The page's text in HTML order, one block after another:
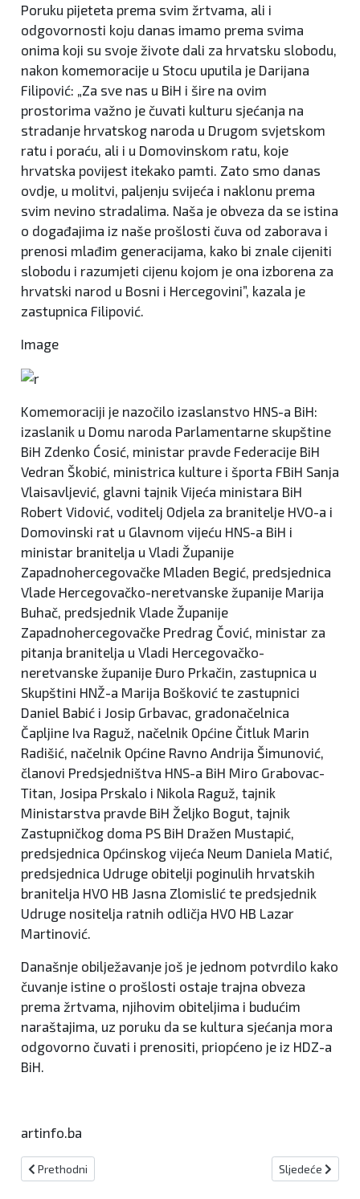
Poruku pijeteta prema svim žrtvama, ali i
odgovornosti koju danas imamo prema svima
onima koji su svoje živote dali za hrvatsku slobodu,
nakon komemoracije u Stocu uputila je Darijana
Filipović: „Za sve nas u BiH i šire na ovim
prostorima važno je čuvati kulturu sjećanja na
stradanje hrvatskog naroda u Drugom svjetskom
ratu i poraću, ali i u Domovinskom ratu, koje
hrvatska povijest itekako pamti. Zato smo danas
ovdje, u molitvi, paljenju svijeća i naklonu prema
svim nevino stradalima. Naša je obveza da se istina
o događajima iz naše prošlosti čuva od zaborava i
prenosi mlađim generacijama, kako bi znale cijeniti
slobodu i razumjeti cijenu kojom je ona izborena za
hrvatski narod u Bosni i Hercegovini”, kazala je
zastupnica Filipović.
Image
Komemoraciji je nazočilo izaslanstvo HNS-a BiH:
izaslanik u Domu naroda Parlamentarne skupštine
BiH Zdenko Ćosić, ministar pravde Federacije BiH
Vedran Škobić, ministrica kulture i športa FBiH Sanja
Vlaisavljević, glavni tajnik Vijeća ministara BiH
Robert Vidović, voditelj Odjela za branitelje HVO-a i
Domovinski rat u Glavnom vijeću HNS-a BiH i
ministar branitelja u Vladi Županije
Zapadnohercegovačke Mladen Begić, predsjednica
Vlade Hercegovačko-neretvanske županije Marija
Buhač, predsjednik Vlade Županije
Zapadnohercegovačke Predrag Čović, ministar za
pitanja branitelja u Vladi Hercegovačko-
neretvanske županije Đuro Prkačin, zastupnica u
Skupštini HNŽ-a Marija Bošković te zastupnici
Daniel Babić i Josip Grbavac, gradonačelnica
Čapljine Iva Raguž, načelnik Općine Čitluk Marin
Radišić, načelnik Općine Ravno Andrija Šimunović,
članovi Predsjedništva HNS-a BiH Miro Grabovac-
Titan, Josipa Prskalo i Nikola Raguž, tajnik
Ministarstva pravde BiH Željko Bogut, tajnik
Zastupničkog doma PS BiH Dražen Mustapić,
predsjednica Općinskog vijeća Neum Daniela Matić,
predsjednica Udruge obitelji poginulih hrvatskih
branitelja HVO HB Jasna Zlomislić te predsjednik
Udruge nositelja ratnih odličja HVO HB Lazar
Martinović.
Današnje obilježavanje još je jednom potvrdilo kako
čuvanje istine o prošlosti ostaje trajna obveza
prema žrtvama, njihovim obiteljima i budućim
naraštajima, uz poruku da se kultura sjećanja mora
odgovorno čuvati i prenositi, priopćeno je iz HDZ-a
BiH.
artinfo.ba
Prethodni članak: Bradara s Ginkelom: BiH treba manje blokada,
Prethodni Sljedeći članak:
Sljedeće